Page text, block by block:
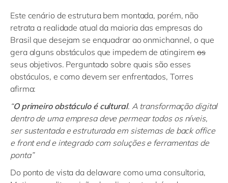
Este cenário de estrutura bem montada, porém, não
retrata a realidade atual da maioria das empresas do
Brasil que desejam se enquadrar ao onmichannel, o que
gera alguns obstáculos que impedem de atingiremos
seus objetivos. Perguntado sobre quais são esses
obstáculos, e como devem ser enfrentados, Torres
afirma:
“O primeiro obstáculo é cultural. A transformação digital
dentro de uma empresa deve permear todos os níveis,
ser sustentada e estruturada em sistemas de backoffice
e frontende integrado com soluções e ferramentas de
ponta”
Do ponto de vista da delaware como uma consultoria,